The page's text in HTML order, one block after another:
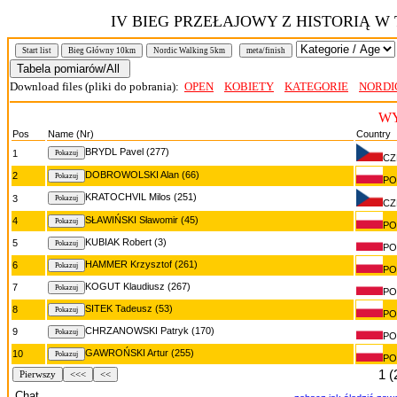
IV BIEG PRZEŁAJOWY Z HISTORIĄ W
Start list Bieg Główny 10km Nordic Walking 5km meta/finish
Download files (pliki do pobrania): OPEN KOBIETY KATEGORIE
Pos Name (Nr)
Country
1
BRYDL Pavel (277)
2
DOBROWOLSKI Alan (66)
3
KRATOCHVIL Milos (251)
4
SŁAWIŃSKI Sławomir (45)
5
KUBIAK Robert (3)
6
HAMMER Krzysztof (261)
7
KOGUT Klaudiusz (267)
8
SITEK Tadeusz (53)
9
CHRZANOWSKI Patryk (170)
10
GAWROŃSKI Artur (255)
Pierwszy <<< << 1